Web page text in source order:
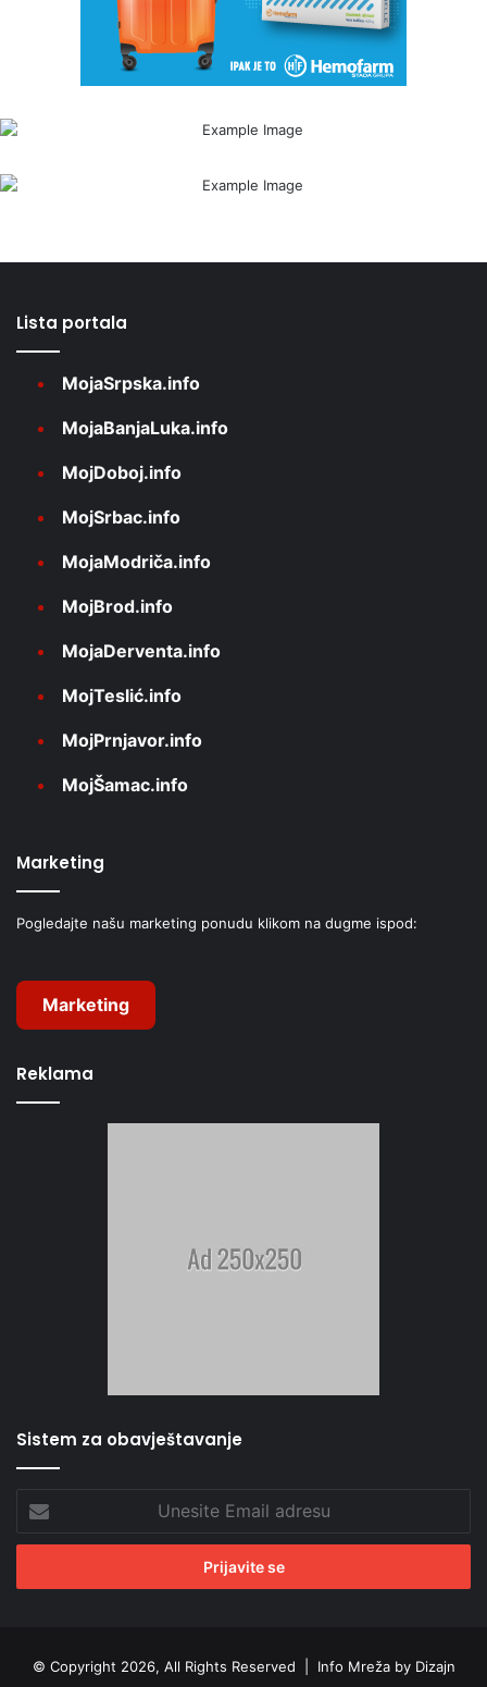
Lista portala
MojaSrpska.info
MojaBanjaLuka.info
MojDoboj.info
MojSrbac.info
MojaModriča.info
MojBrod.info
MojaDerventa.info
MojTeslić.info
MojPrnjavor.info
MojŠamac.info
Marketing
Pogledajte našu marketing ponudu klikom na dugme ispod:
Marketing
Reklama
Sistem za obavještavanje
Email
adresu
© Copyright 2026, All Rights Reserved | Info Mreža by Dizajn